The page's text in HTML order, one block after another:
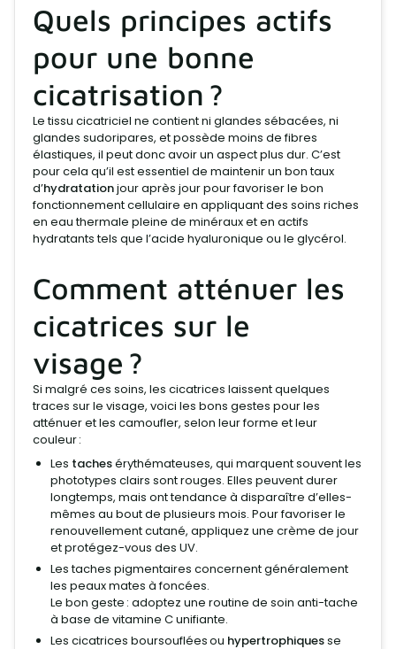
Quels principes actifs
pour une bonne
cicatrisation ?
Le tissu cicatriciel ne contient ni glandes sébacées, ni
glandes sudoripares, et possède moins de fibres
élastiques, il peut donc avoir un aspect plus dur. C’est
pour cela qu’il est essentiel de maintenir un bon taux
d’hydratationjour après jour pour favoriser le bon
fonctionnement cellulaire en appliquant des soins riches
en eau thermale pleine de minéraux et en actifs
hydratants tels que l’acide hyaluronique ou le glycérol.
Comment atténuer les
cicatrices sur le
visage ?
Si malgré ces soins, les cicatrices laissent quelques
traces sur le visage, voici les bons gestes pour les
atténuer et les camoufler, selon leur forme et leur
couleur :
Les tachesérythémateuses, qui marquent souvent les
phototypes clairs sont rouges. Elles peuvent durer
longtemps, mais ont tendance à disparaître d’elles-
mêmes au bout de plusieurs mois. Pour favoriser le
renouvellement cutané, appliquez une crème de jour
et protégez-vous des UV.
Les taches pigmentaires concernent généralement
les peaux mates à foncées.
Le bon geste : adoptez une routine de soin anti-tache
à base de vitamine C unifiante.
Les cicatrices boursouflées ou hypertrophiquesse